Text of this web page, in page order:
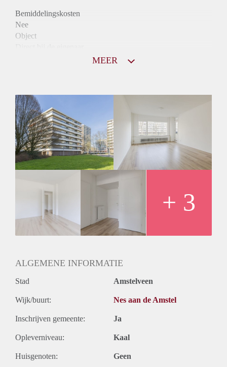
Bemiddelingskosten
Nee
Object
Huurtoeslag
Niet mogelijk
Inkomen eis
3,2 X Maandhuur Bruto
Huurtermijn
Onbepaalde termijn
Oplevering
MEER
+ 3
ALGEMENE INFORMATIE
Stad Amstelveen
Wijk/buurt: Nes aan de Amstel
Inschrijven gemeente: Ja
Opleverniveau: Kaal
Huisgenoten: Geen